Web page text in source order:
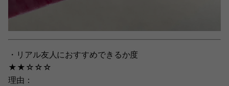
・リアル友人におすすめできるか度
★★☆☆☆
理由：